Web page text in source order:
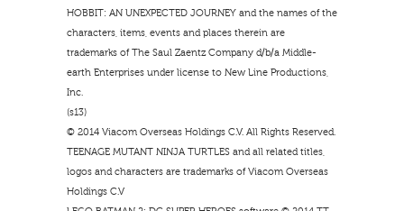
HOBBIT: AN UNEXPECTED JOURNEY and the names of the
characters, items, events and places therein are
trademarks of The Saul Zaentz Company d/b/a Middle-
earth Enterprises under license to New Line Productions,
Inc.
(s13)
© 2014 Viacom Overseas Holdings C.V. All Rights Reserved.
TEENAGE MUTANT NINJA TURTLES and all related titles,
logos and characters are trademarks of Viacom Overseas
Holdings C.V